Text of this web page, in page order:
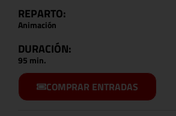
REPARTO:
Animación
DURACIÓN:
95 min.
COMPRAR ENTRADAS